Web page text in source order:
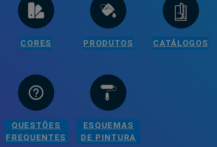
CORES PRODUTOS CATÁLOGOS
QUESTÕES
FREQUENTES
ESQUEMAS
DE PINTURA